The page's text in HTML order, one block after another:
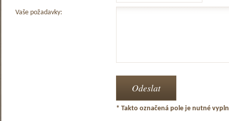
Vaše požadavky:
* Takto označená pole je nutné